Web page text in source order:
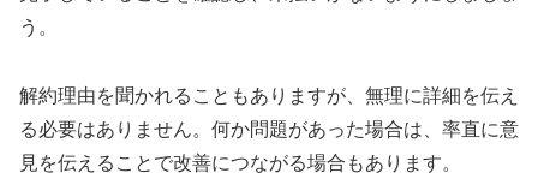
う。
解約理由を聞かれることもありますが、無理に詳細を伝え
る必要はありません。何か問題があった場合は、率直に意
見を伝えることで改善につながる場合もあります。